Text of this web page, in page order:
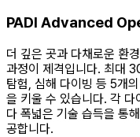
PADI Advanced
더 깊은 곳과 다채로운 환
과정이 제격입니다. 최대
탐험, 심해 다이빙 등 5개
을 키울 수 있습니다. 각
다 폭넓은 기술 습득을 통
공합니다.